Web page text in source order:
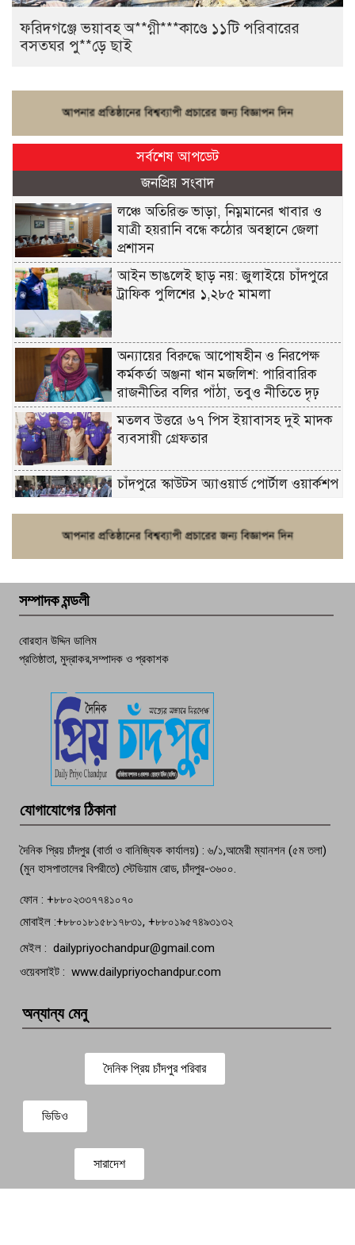
ফরিদগঞ্জে ভয়াবহ অ**গ্নী***কাণ্ডে ১১টি পরিবারের
বসতঘর পু**ড়ে ছাই
সর্বশেষ আপডেট
জনপ্রিয় সংবাদ
লঞ্চে অতিরিক্ত ভাড়া, নিম্নমানের খাবার ও
যাত্রী হয়রানি বন্ধে কঠোর অবস্থানে জেলা
প্রশাসন
আইন ভাঙলেই ছাড় নয়: জুলাইয়ে চাঁদপুরে
ট্রাফিক পুলিশের ১,২৮৫ মামলা
অন্যায়ের বিরুদ্ধে আপোষহীন ও নিরপেক্ষ
কর্মকর্তা অঞ্জনা খান মজলিশ: পারিবারিক
রাজনীতির বলির পাঁঠা, তবুও নীতিতে দৃঢ়
মতলব উত্তরে ৬৭ পিস ইয়াবাসহ দুই মাদক
ব্যবসায়ী গ্রেফতার
চাঁদপুরে স্কাউটস অ্যাওয়ার্ড পোর্টাল ওয়ার্কশপ
পচা দুর্গন্ধে ৯৯৯-এ ফোন, ফরিদগঞ্জে
তরুণের অর্ধগলিত লাশ উদ্ধার
বেঁচে নেই, বিভিন্ন সংগঠনের শোক
সম্পাদক মন্ডলী
বোরহান উদ্দিন ডালিম
প্রতিষ্ঠাতা, মুদ্রাকর,সম্পাদক ও প্রকাশক
যোগাযোগের ঠিকানা
দৈনিক প্রিয় চাঁদপুর (বার্তা ও বানিজ্যিক কার্যালয়) : ৬/১,আমেরী ম্যানশন (৫ম তলা)
(মুন হাসপাতালের বিপরীতে) স্টেডিয়াম রোড, চাঁদপুর-৩৬০০.
ফোন : +৮৮০২৩৩৭৭৪১০৭০
মোবাইল :+৮৮০১৮১৫৮১৭৮৩১, +৮৮০১৯৫৭৪৯৩১৩২
মেইল : dailypriyochandpur@gmail.com
ওয়েবসাইট : www.dailypriyochandpur.com
অন্যান্য মেনু
দৈনিক প্রিয় চাঁদপুর পরিবার
ভিডিও
সারাদেশ